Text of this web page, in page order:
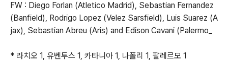
FW : Diego Forlan (Atletico Madrid), Sebastian Fernandez
(Banfield), Rodrigo Lopez (Velez Sarsfield), Luis Suarez (A
jax), Sebastian Abreu (Aris) and Edison Cavani (Palermo_
* 라치오 1, 유벤투스 1, 카타니아 1, 나폴리 1, 팔레르모 1